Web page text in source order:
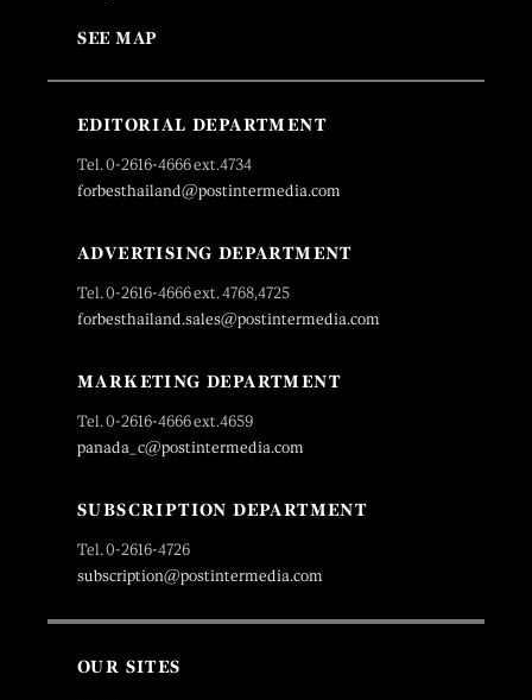
SEE MAP
EDITORIAL DEPARTMENT
Tel. 0-2616-4666 ext.4734
forbesthailand@postintermedia.com
ADVERTISING DEPARTMENT
Tel. 0-2616-4666 ext. 4768,4725
forbesthailand.sales@postintermedia.com
MARKETING DEPARTMENT
Tel. 0-2616-4666 ext.4659
panada_c@postintermedia.com
SUBSCRIPTION DEPARTMENT
Tel. 0-2616-4726
subscription@postintermedia.com
OUR SITES